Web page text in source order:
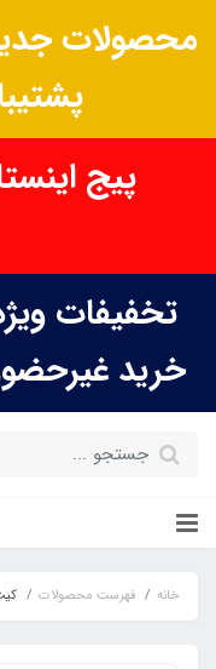
محصولات
پیج
تخفیفات
خرید
خانه فهرست محصولات کیت 3تیکه سپر جلو سمند